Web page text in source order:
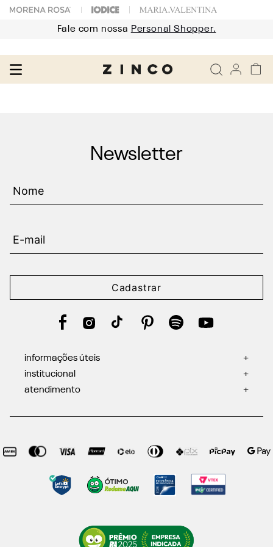
Fale com nossa Personal Shopper.
Newsletter
Cadastrar
informações úteis
+
institucional
+
atendimento
+